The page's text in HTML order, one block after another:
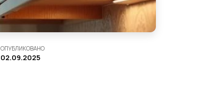
ОПУБЛИКОВАНО
02.09.2025